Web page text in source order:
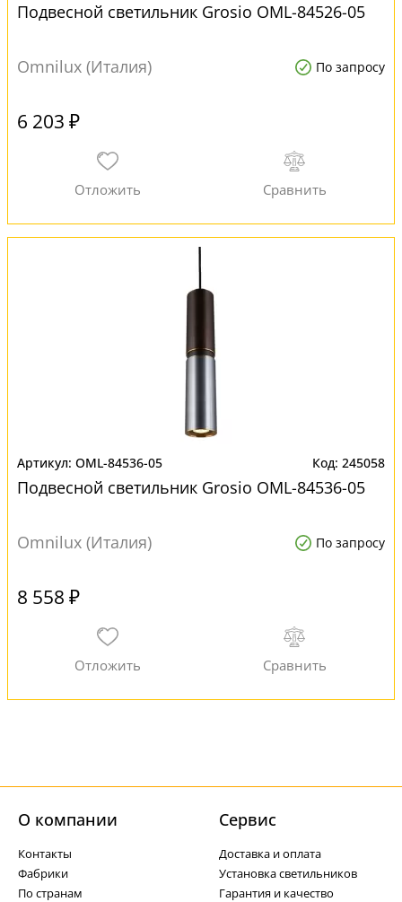
Подвесной светильник Grosio OML-84526-05
Omnilux (Италия) По запросу
6 203 ₽
OML-84536-05 245058
Подвесной светильник Grosio OML-84536-05
Omnilux (Италия) По запросу
8 558 ₽
О компании
Контакты
Фабрики
По странам
Cервис
Доставка и оплата
Установка светильников
Гарантия и качество